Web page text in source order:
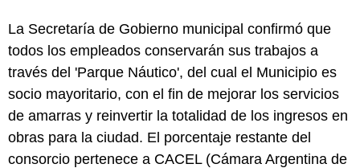
La Secretaría de Gobierno municipal confirmó que
todos los empleados conservarán sus trabajos a
través del 'Parque Náutico', del cual el Municipio es
socio mayoritario, con el fin de mejorar los servicios
de amarras y reinvertir la totalidad de los ingresos en
obras para la ciudad. El porcentaje restante del
consorcio pertenece a CACEL (Cámara Argentina de